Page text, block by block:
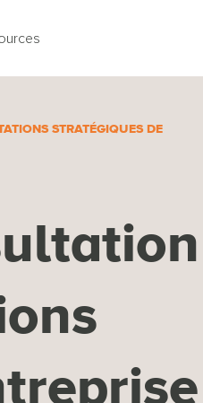
STRATÉGIQUES DE